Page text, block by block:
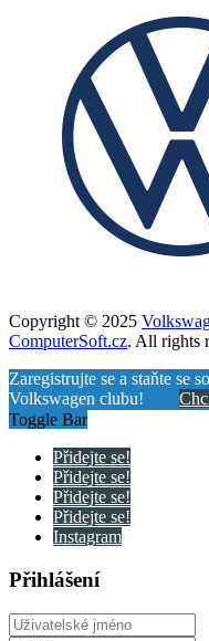
Copyright © 2025
ComputerSoft.cz. All rights
Zaregistrujte se a staňte se
Volkswagen clubu!
Toggle Bar
Přidejte se!
Přidejte se!
Přidejte se!
Přidejte se!
Instagram
Přihlášení